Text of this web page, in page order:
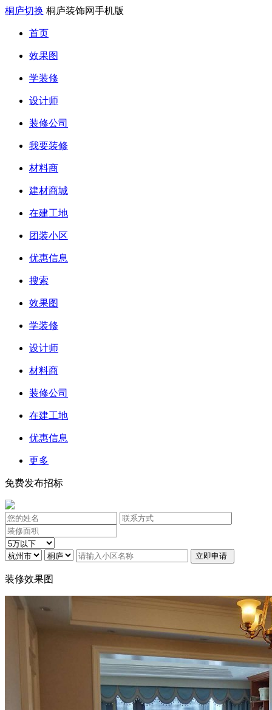
桐庐切换 桐庐装饰网手机版
首页
效果图
学装修
设计师
装修公司
我要装修
材料商
建材商城
在建工地
团装小区
优惠信息
搜索
效果图
学装修
设计师
材料商
装修公司
在建工地
优惠信息
更多
免费发布招标
装修效果图